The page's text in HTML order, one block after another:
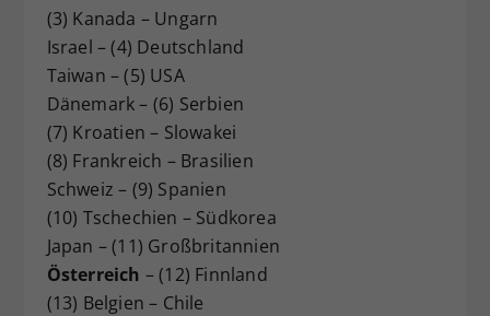
(3) Kanada – Ungarn
Israel – (4) Deutschland
Taiwan – (5) USA
Dänemark – (6) Serbien
(7) Kroatien – Slowakei
(8) Frankreich – Brasilien
Schweiz – (9) Spanien
(10) Tschechien – Südkorea
Japan – (11) Großbritannien
Österreich – (12) Finnland
(13) Belgien – Chile